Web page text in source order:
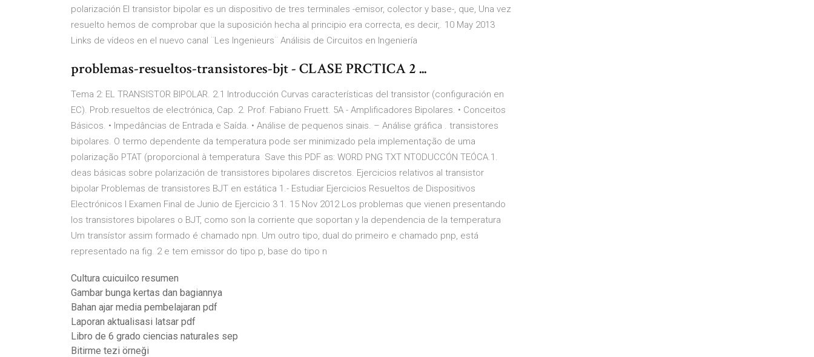
polarización El transistor bipolar es un dispositivo de tres terminales -emisor, colector y base-, que, Una vez
resuelto hemos de comprobar que la suposición hecha al principio era correcta, es decir,. 10 May 2013
Links de vídeos en el nuevo canal ¨Les Ingenieurs¨ Análisis de Circuitos en Ingeniería
problemas-resueltos-transistores-bjt - CLASE PRCTICA 2 ...
Tema 2: EL TRANSISTOR BIPOLAR. 2.1 Introducción Curvas características del transistor (configuración en
EC). Prob.resueltos de electrónica, Cap. 2. Prof. Fabiano Fruett. 5A - Amplificadores Bipolares. • Conceitos
Básicos. • Impedâncias de Entrada e Saída. • Análise de pequenos sinais. – Análise gráfica . transistores
bipolares. O termo dependente da temperatura pode ser minimizado pela implementação de uma
polarização PTAT (proporcional à temperatura Save this PDF as: WORD PNG TXT NTODUCCÓN TEÓCA.1.
deas básicas sobre polarización de transistores bipolares discretos. Ejercicios relativos al transistor
bipolar Problemas de transistores BJT en estática 1.- Estudiar Ejercicios Resueltos de Dispositivos
Electrónicos I Examen Final de Junio de Ejercicio 3 1. 15 Nov 2012 Los problemas que vienen presentando
los transistores bipolares o BJT, como son la corriente que soportan y la dependencia de la temperatura
Um transístor assim formado é chamado npn. Um outro tipo, dual do primeiro e chamado pnp, está
representado na fig. 2 e tem emissor do tipo p, base do tipo n
Cultura cuicuilco resumen
Gambar bunga kertas dan bagiannya
Bahan ajar media pembelajaran pdf
Laporan aktualisasi latsar pdf
Libro de 6 grado ciencias naturales sep
Bitirme tezi örneği